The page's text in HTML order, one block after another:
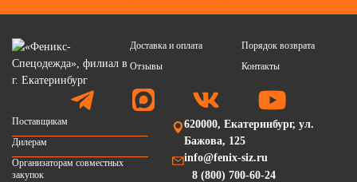
Доставка и оплата
Порядок возврата
Отзывы
Контакты
Поставщикам
Дилерам
Организаторам совместных
закупок
620000, Екатеринбург, ул.
Бажова, 125
info@fenix-siz.ru
8 (800) 700-60-24